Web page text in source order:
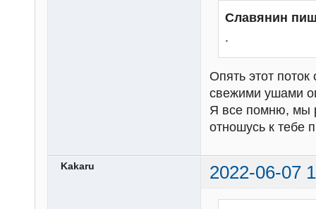
Славянин
.
Опять этот
свежими ушами
Я все помню, мы
отношусь к тебе
Kakaru 2022-06-07